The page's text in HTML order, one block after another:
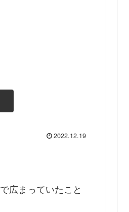
2022.12.19
広まっていたこと